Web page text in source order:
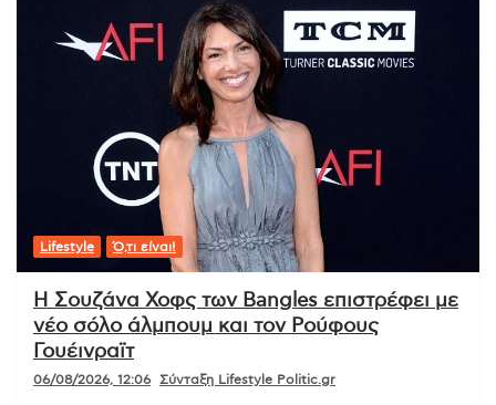
Lifestyle Ό,τι είναι!
Η Σουζάνα Χοφς των Bangles επιστρέφει με
νέο σόλο άλμπουμ και τον Ρούφους
Γουέινραϊτ
06/08/2026, 12:06 Σύνταξη Lifestyle Politic.gr